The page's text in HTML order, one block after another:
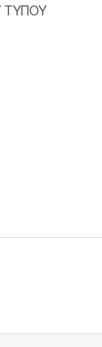
TYΠOY